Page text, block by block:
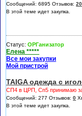
Сообщений: 6895 Отзывов:20
В этой теме идет закупка.
Статус:ОРГанизатор
Елена *****
Все мои закупки
Мой пристрой
TAIGA одежда с
СП4 в ЦРП, Сп5 принимаю
Сообщений: 277 Отзывов:0
В этой теме идет закупка.